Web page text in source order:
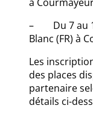
– Du 7 au
Blanc (FR) à
Les
des places
partenaire
détails ci-